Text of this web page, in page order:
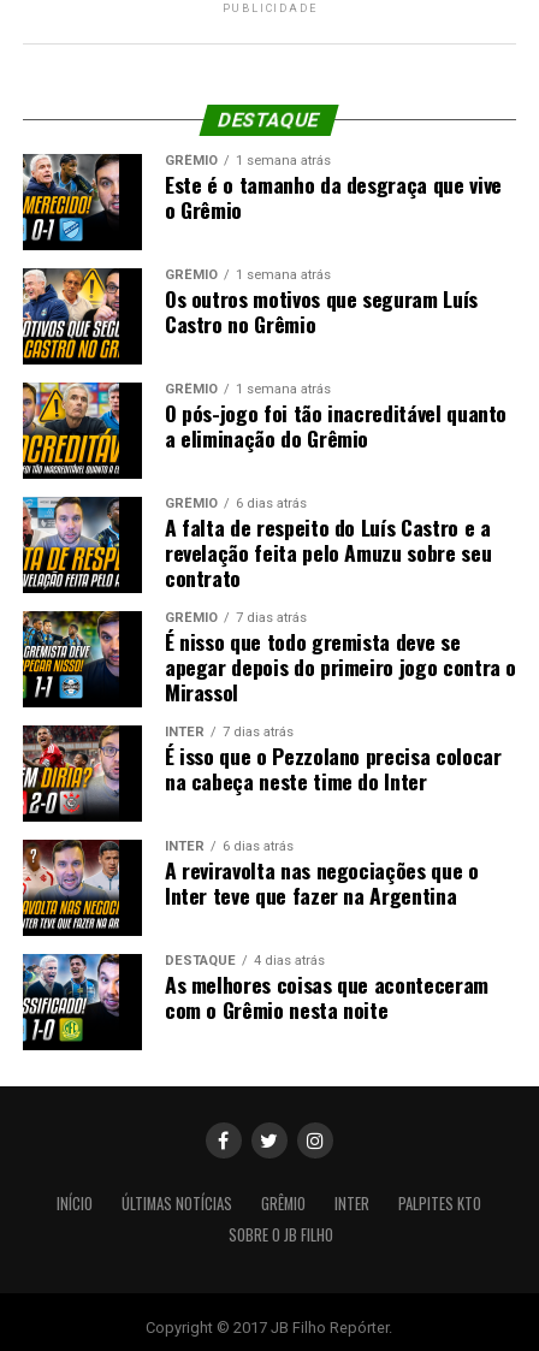
PUBLICIDADE
DESTAQUE
GRÊMIO 1 semana atrás
Este é o tamanho da desgraça que vive
o Grêmio
GRÊMIO 1 semana atrás
Os outros motivos que seguram Luís
Castro no Grêmio
GRÊMIO 1 semana atrás
O pós-jogo foi tão inacreditável quanto
a eliminação do Grêmio
GRÊMIO 6 dias atrás
A falta de respeito do Luís Castro e a
revelação feita pelo Amuzu sobre seu
contrato
GRÊMIO 7 dias atrás
É nisso que todo gremista deve se
apegar depois do primeiro jogo contra o
Mirassol
INTER 7 dias atrás
É isso que o Pezzolano precisa colocar
na cabeça neste time do Inter
INTER 6 dias atrás
A reviravolta nas negociações que o
Inter teve que fazer na Argentina
DESTAQUE 4 dias atrás
As melhores coisas que aconteceram
com o Grêmio nesta noite
INÍCIO ÚLTIMAS NOTÍCIAS GRÊMIO INTER
PALPITES KTO
SOBRE O JB FILHO
Copyright © 2017 JB Filho Repórter.